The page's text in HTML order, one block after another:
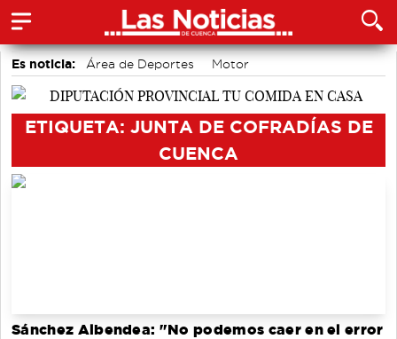
Es noticia: Área de Deportes
Motor
accidentes laborales
ETIQUETA: JUNTA DE COFRADÍAS DE
CUENCA
Sánchez Albendea: "No podemos caer en el error